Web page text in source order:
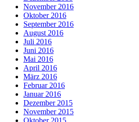
November 2016
Oktober 2016
September 2016
August 2016
Juli 2016
Juni 2016
Mai 2016
April 2016
März 2016
Februar 2016
Januar 2016
Dezember 2015
November 2015
Oktober 2015